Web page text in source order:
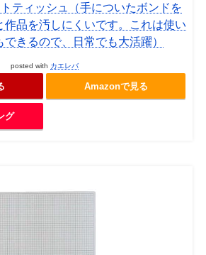
ティッシュ（手についたボンドを
作品を汚しにくいです。これは使い
きるので、日常でも大活躍）
posted with カエレバ
Amazonで見る
グ